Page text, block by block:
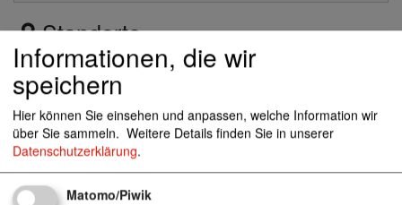
Standorte
Caspar-Heinrich-Str.15, 33014 Bad Driburg
apd@awo-hoexter.de
(0 52 53) 93 50 217
http://www.awo-hoexter.de
Informationen, die wir
speichern
Hier können Sie einsehen und anpassen, welche Information wir
über Sie sammeln. Weitere Details finden Sie in unserer
Datenschutzerklärung.
Matomo/Piwik